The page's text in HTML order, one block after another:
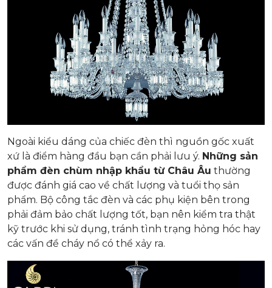
Ngoài kiểu dáng của chiếc đèn thì nguồn gốc xuất
xứ là điểm hàng đầu bạn cần phải lưu ý. Những sản
phẩm đèn chùm nhập khẩu từ Châu Âu thường
được đánh giá cao về chất lượng và tuổi thọ sản
phẩm. Bộ công tắc đèn và các phụ kiện bên trong
phải đảm bảo chất lượng tốt, bạn nên kiểm tra thật
kỹ trước khi sử dụng, tránh tình trạng hỏng hóc hay
các vấn đề cháy nổ có thể xảy ra.